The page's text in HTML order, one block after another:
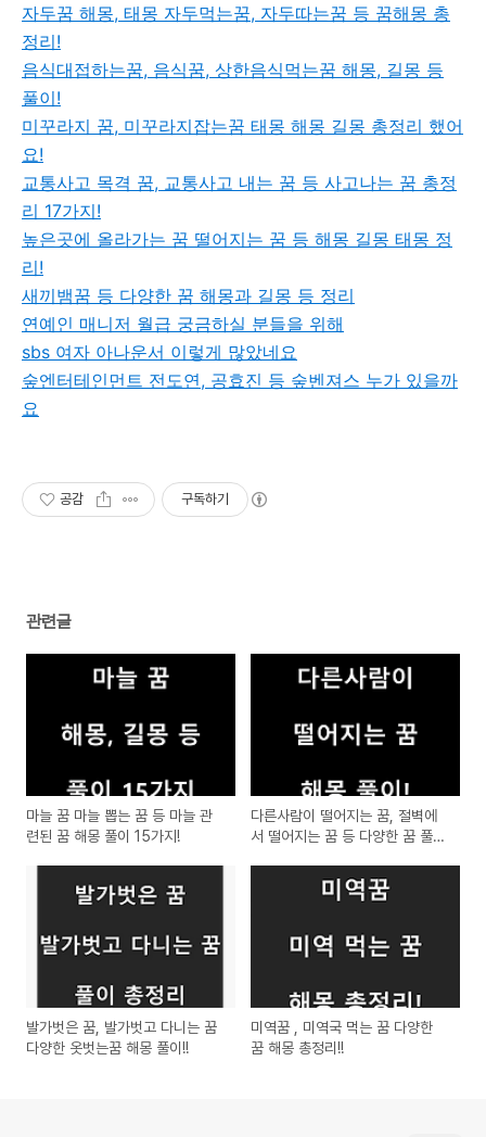
자두꿈 해몽, 태몽 자두먹는꿈, 자두따는꿈 등 꿈해몽 총
정리!
음식대접하는꿈, 음식꿈, 상한음식먹는꿈 해몽, 길몽 등
풀이!
미꾸라지 꿈, 미꾸라지잡는꿈 태몽 해몽 길몽 총정리 했어
요!
교통사고 목격 꿈, 교통사고 내는 꿈 등 사고나는 꿈 총정
리 17가지!
높은곳에 올라가는 꿈 떨어지는 꿈 등 해몽 길몽 태몽 정
리!
새끼뱀꿈 등 다양한 꿈 해몽과 길몽 등 정리
연예인 매니저 월급 궁금하실 분들을 위해
sbs 여자 아나운서 이렇게 많았네요
숲엔터테인먼트 전도연, 공효진 등 숲벤져스 누가 있을까
요
공감 구독하기
관련글
마늘 꿈 마늘 뽑는 꿈 등 마늘 관
련된 꿈 해몽 풀이 15가지!
다른사람이 떨어지는 꿈, 절벽에
서 떨어지는 꿈 등 다양한 꿈 풀이
발가벗은 꿈, 발가벗고 다니는 꿈
다양한 옷벗는꿈 해몽 풀이!!
미역꿈 , 미역국 먹는 꿈 다양한
꿈 해몽 총정리!!